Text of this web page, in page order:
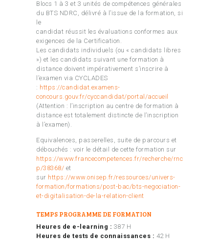
Blocs 1 à 3 et 3 unités de compétences générales
du BTS NDRC, délivré à l’issue de la formation, si
le
candidat réussit les évaluations conformes aux
exigences de la Certification.
Les candidats individuels (ou « candidats libres
») et les candidats suivant une formation à
distance doivent impérativement s’inscrire à
l’examen via CYCLADES
: https://candidat.examens-
concours.gouv.fr/cyccandidat/portal/accueil
(Attention : l’inscription au centre de formation à
distance est totalement distincte de l’inscription
à l’examen).
Equivalences, passerelles, suite de parcours et
débouchés : voir le détail de cette formation sur
https://www.francecompetences.fr/recherche/rnc
p/38368/ et
sur https://www.onisep.fr/ressources/univers-
formation/formations/post-bac/bts-negociation-
et-digitalisation-de-la-relation-client
TEMPS PROGRAMME DE FORMATION
Heures de e-learning : 387 H
Heures de tests de connaissances : 42 H